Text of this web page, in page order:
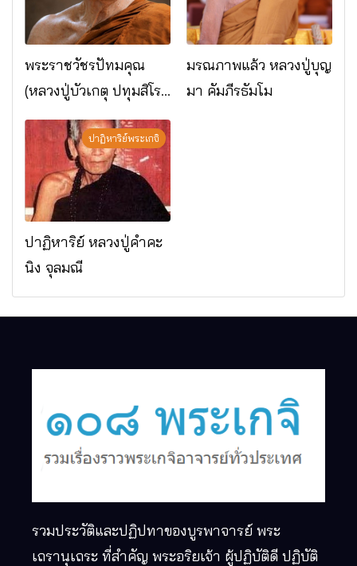
พระราชวัชรปัทมคุณ
(หลวงปู่บัวเกตุ ปทุมสิโร)
มรณภาพแล้ว วัดป่า
ดาราภิรมย์ อ.แม่ริม
จ.เชียงใหม่
มรณภาพแล้ว หลวงปู่บุญ
มา คัมภีรธัมโม
ปาฏิหาริย์พระเกจิ
ปาฏิหาริย์ หลวงปู่คำคะ
นิง จุลมณี
รวมประวัติและปฏิปทาของบูรพาจารย์ พระ
เถรานุเถระ ที่สำคัญ พระอริยเจ้า ผู้ปฏิบัติดี ปฏิบัติ